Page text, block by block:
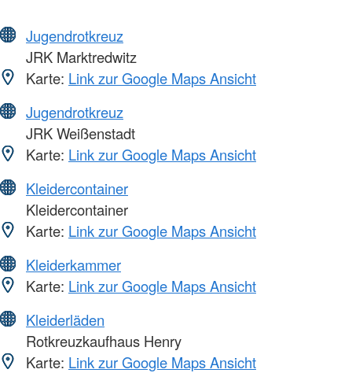
Jugendrotkreuz
JRK Marktredwitz
Karte: Link zur Google Maps Ansicht
Jugendrotkreuz
JRK Weißenstadt
Karte: Link zur Google Maps Ansicht
Kleidercontainer
Kleidercontainer
Karte: Link zur Google Maps Ansicht
Kleiderkammer
Karte: Link zur Google Maps Ansicht
Kleiderläden
Rotkreuzkaufhaus Henry
Karte: Link zur Google Maps Ansicht